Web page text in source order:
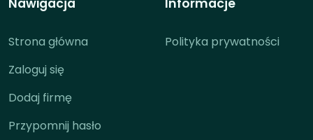
Nawigacja
Strona główna
Zaloguj się
Dodaj firmę
Przypomnij hasło
Informacje
Polityka prywatności